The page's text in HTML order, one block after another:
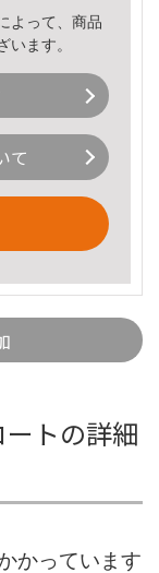
よって、商品
います。
て
トの詳細
かっています